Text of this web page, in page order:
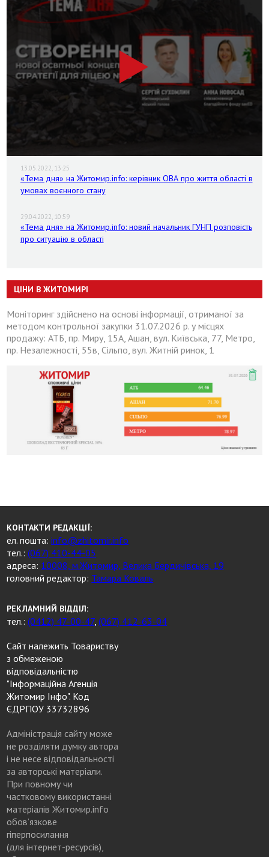
13.05.2022, 13:25
«Тема дня» на Житомир.info: керівник ОВА про життя області в
умовах воєнного стану
29.04.2022, 10:59
«Тема дня» на Житомир.info: новий начальник ГУНП розповість
про ситуацію в області
ЦІНИ В ЖИТОМИРІ
Моніторинг здійснено на основі інформації, отриманої за
методом контрольної закупки 31.07.2026 р. у місцях
продажу: АТБ, пр. Миру, 15А, Ашан, вул. Київська, 77, Метро,
пр. Незалежності, 55в, Сільпо, вул. Житній ринок, 1
КОНТАКТИ РЕДАКЦІЇ:
ел. пошта:info@zhitomir.info
тел.:(067) 410-44-05
адреса: 10008, м.Житомир, Велика Бердичівська, 19
головний редактор: Тамара Коваль
РЕКЛАМНИЙ ВІДДІЛ:
тел.:(0412) 47-00-47,(067) 412-63-04
Сайт належить Товариству
з обмеженою
відповідальністю
"Інформаційна Агенція
Житомир Інфо". Код
ЄДРПОУ 33732896
Адміністрація сайту може
не розділяти думку автора
і не несе відповідальності
за авторські матеріали.
При повному чи
частковому використанні
матеріалів Житомир.info
обов’язкове
гіперпосилання
(для інтернет-ресурсів),